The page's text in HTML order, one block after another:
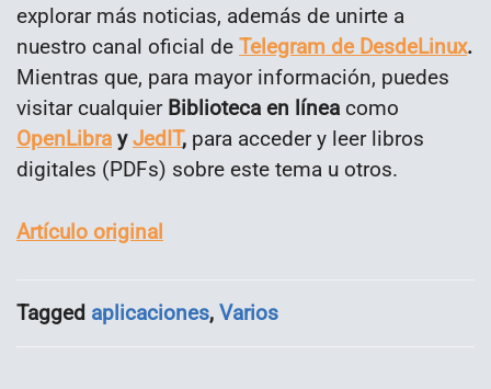
explorar más noticias, además de unirte a
nuestro canal oficial de Telegram de DesdeLinux.
Mientras que, para mayor información, puedes
visitar cualquier Biblioteca en línea como
OpenLibra yJedIT, para acceder y leer libros
digitales (PDFs) sobre este tema u otros.
Artículo original
Tagged aplicaciones, Varios